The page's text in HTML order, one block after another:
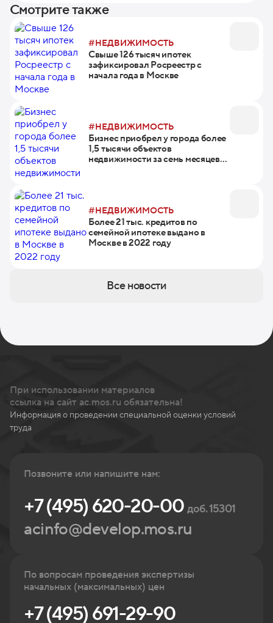
Смотрите также
#НЕДВИЖИМОСТЬ
Свыше 126 тысяч ипотек
зафиксировал Росреестр с
начала года в Москве
#НЕДВИЖИМОСТЬ
Бизнес приобрел у города более
1,5 тысячи объектов
недвижимости за семь месяцев
#НЕДВИЖИМОСТЬ
Более 21 тыс. кредитов по
семейной ипотеке выдано в
Москве в 2022 году
Все новости
При использовании материалов
ссылка на сайт ac.mos.ru обязательна!
Информация о проведении специальной оценки условий
труда
Позвоните или напишите нам:
+7 (495) 620-20-00доб. 15301
acinfo@develop.mos.ru
По вопросам проведения экспертизы
начальных (максимальных) цен
+7 (495) 691-29-90